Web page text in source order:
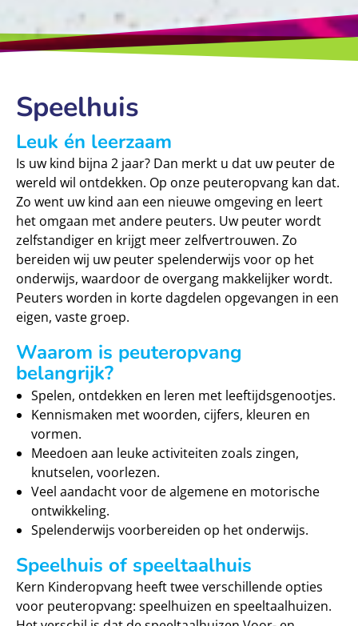
Speelhuis
Leuk én leerzaam
Is uw kind bijna 2 jaar? Dan merkt u dat uw peuter de
wereld wil ontdekken. Op onze peuteropvang kan dat.
Zo went uw kind aan een nieuwe omgeving en leert
het omgaan met andere peuters. Uw peuter wordt
zelfstandiger en krijgt meer zelfvertrouwen. Zo
bereiden wij uw peuter spelenderwijs voor op het
onderwijs, waardoor de overgang makkelijker wordt.
Peuters worden in korte dagdelen opgevangen in een
eigen, vaste groep.
Waarom is peuteropvang
belangrijk?
Spelen, ontdekken en leren met leeftijdsgenootjes.
Kennismaken met woorden, cijfers, kleuren en
vormen.
Meedoen aan leuke activiteiten zoals zingen,
knutselen, voorlezen.
Veel aandacht voor de algemene en motorische
ontwikkeling.
Spelenderwijs voorbereiden op het onderwijs.
Speelhuis of speeltaalhuis
Kern Kinderopvang heeft twee verschillende opties
voor peuteropvang: speelhuizen en speeltaalhuizen.